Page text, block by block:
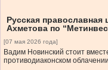
Русская православная
Ахметова по
[07 мая 2026 года]
Вадим Новинский стоит
противодиаконском облачении